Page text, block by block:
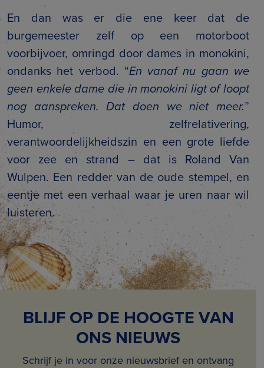
En dan was er die ene keer dat de
burgemeester zelf op een motorboot
voorbijvoer, omringd door dames in monokini,
ondanks het verbod. “En vanaf nu gaan we
geen enkele dame die in monokini ligt of loopt
nog aanspreken. Dat doen we niet meer.”
Humor, zelfrelativering,
verantwoordelijkheidszin en een grote liefde
voor zee en strand – dat is Roland Van
Wulpen. Een redder van de oude stempel, en
eentje met een verhaal waar je uren naar wil
luisteren.
BLIJF OP DE HOOGTE VAN
ONS NIEUWS
Schrijf je in voor onze nieuwsbrief en ontvang